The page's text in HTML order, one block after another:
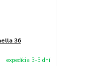
36
expedícia 3-5 dní